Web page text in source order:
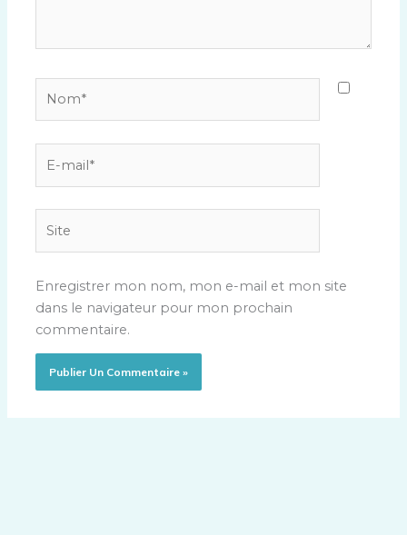
mail*
Enregistrer mon nom, mon e-mail et mon site
dans le navigateur pour mon prochain
commentaire.